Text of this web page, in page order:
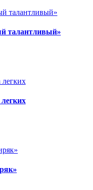
талантливый»